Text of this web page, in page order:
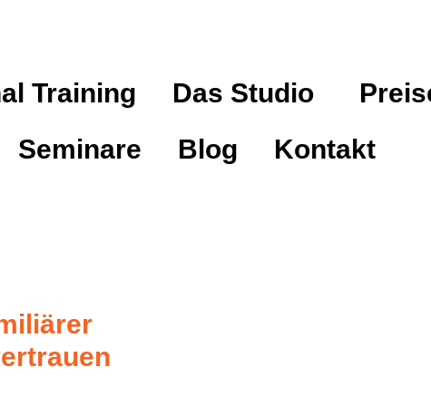
Training Das Studio
Seminare Blog Kontakt